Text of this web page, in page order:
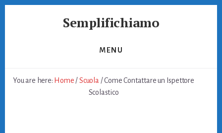
Semplifichiamo
MENU
You are here: Home /Scuola /Come Contattare un Ispettore
Scolastico